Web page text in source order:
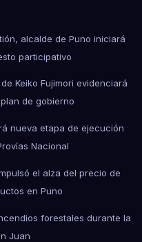
alcalde de Puno iniciará
participativo
Keiko Fujimori evidenciará
de gobierno
nueva etapa de ejecución
Nacional
el alza del precio de
en Puno
forestales durante la
Juan